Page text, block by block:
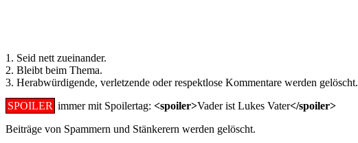
1. Seid nett zueinander.
2. Bleibt beim Thema.
3. Herabwürdigende, verletzende oder respektlose Kommentare werden gelöscht.
SPOILER immer mit Spoilertag: <spoiler>Vader ist Lukes Vater</spoiler>
Beiträge von Spammern und Stänkerern werden gelöscht.